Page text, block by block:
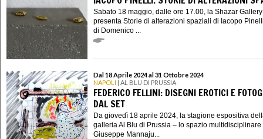
Sabato 18 maggio, dalle ore 17.00, la Shazar Gallery
presenta Storie di alterazioni spaziali di Iacopo
di Domenico ...
Dal 18 Aprile 2024 al 31 Ottobre 2024
NAPOLI | AL BLU DI PRUSSIA
FEDERICO FELLINI: DISEGNI EROTICI E
DAL SET
Da giovedì 18 aprile 2024, la stagione espositiva
galleria Al Blu di Prussia – lo spazio multidisciplinare
Giuseppe Mannaju...